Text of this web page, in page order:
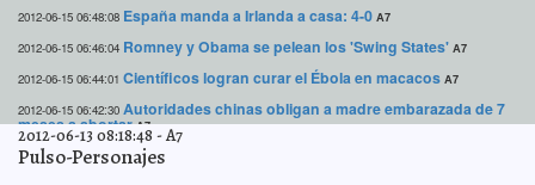
2012-06-15 06:48:08 España manda a Irlanda a casa: 4-0 A7
2012-06-15 06:46:04 Romney y Obama se pelean los 'Swing States' A7
2012-06-15 06:44:01 Científicos logran curar el Ébola en macacos A7
2012-06-15 06:42:30 Autoridades chinas obligan a madre embarazada de 7
meses a abortar A7
2012-06-14 13:49:24 Histórico número de observadores electorales
2012-06-13 08:18:48 -A7
Pulso-Personajes